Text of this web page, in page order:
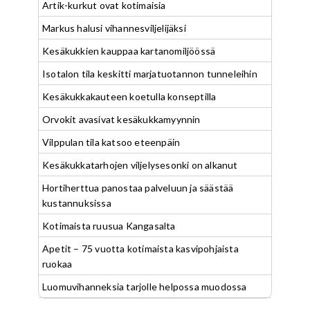
Artik-kurkut ovat kotimaisia
Markus halusi vihannesviljelijäksi
Kesäkukkien kauppaa kartanomiljöössä
Isotalon tila keskitti marjatuotannon tunneleihin
Kesäkukkakauteen koetulla konseptilla
Orvokit avasivat kesäkukkamyynnin
Vilppulan tila katsoo eteenpäin
Kesäkukkatarhojen viljelysesonki on alkanut
Hortiherttua panostaa palveluun ja säästää
kustannuksissa
Kotimaista ruusua Kangasalta
Apetit – 75 vuotta kotimaista kasvipohjaista
ruokaa
Luomuvihanneksia tarjolle helpossa muodossa